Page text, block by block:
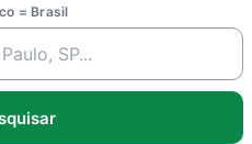
= Brasil